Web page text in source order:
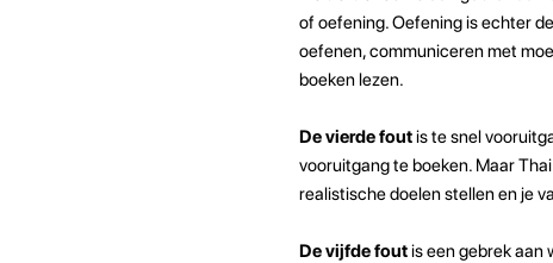
of oefening. Oefening is echter
oefenen, communiceren met
boeken lezen.
De vierde foutis te snel
vooruitgang te boeken. Maar
realistische doelen stellen en je
De vijfde foutis een gebrek aan